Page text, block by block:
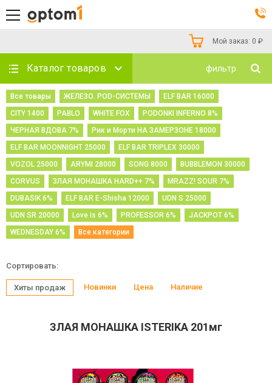
Мой заказ: 0 ₽
Каталог товаров фильтр
Все товары ЖЕЛЕЗО. POD-СИСТЕМЫ
ELF BAR 16000
CITY 1400
PABLO WHITE FOX
PODONKI INFERNO 8%
ЧЕРНАЯ ВДОВА 7%
Рик и Морти НА ЗАМЕРЗОНЕ 18000
ELF BAR MOONNIGHT 25000
ELF BAR TRIPLEX 30000
VOZOL 25000
ARYMI 28000 SONG 8000
BUBBLEMON 30000
CORVUS
ЗЛАЯ МОНАШКА HARD++ 7%
MRAZZ! SOUR 7%
DUBASIK 6%
ELF BAR E-Shisha 12000
UDN S 25000
UDN SR 20000
Love is 6% PROFESSOR 6%
JACKPOT 6%
WEDNESDAY 6%
Все категории
Сортировать:
Хиты продаж Новинки Цена Наличие
ЗЛАЯ МОНАШКА ISTERIKA 201мг